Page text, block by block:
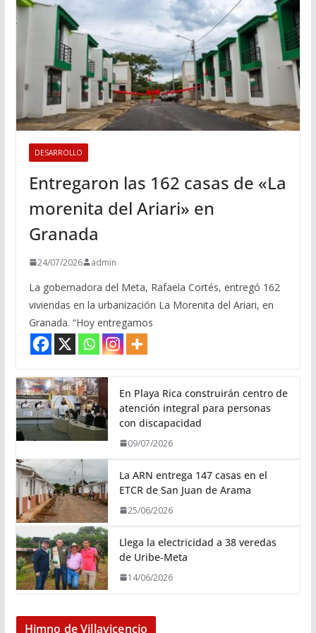
DESARROLLO
Entregaron las 162 casas de «La
morenita del Ariari» en
Granada
24/07/2026 admin
La gobernadora del Meta, Rafaela Cortés, entregó 162
viviendas en la urbanización La Morenita del Ariari, en
Granada. “Hoy entregamos
En Playa Rica construirán centro de
atención integral para personas
con discapacidad
09/07/2026
La ARN entrega 147 casas en el
ETCR de San Juan de Arama
25/06/2026
Llega la electricidad a 38 veredas
de Uribe-Meta
14/06/2026
Himno de Villavicencio